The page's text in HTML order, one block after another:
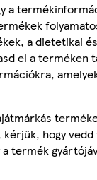
a
a dietetikai és
el a terméken
hogy vedd
termék